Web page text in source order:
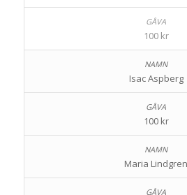
100 kr
Isac Aspberg
100 kr
Maria Lindgren